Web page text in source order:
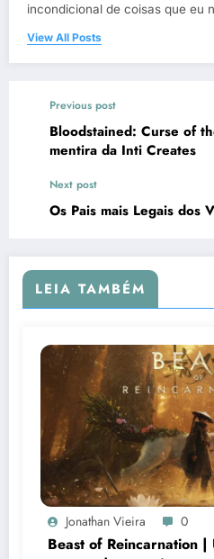
incondicional de coisas que eu
View All Posts
Previous post
Bloodstained: Curse of
mentira da Inti Creates
Next post
Os Pais mais Legais dos
LEIA TAMBÉM
Jonathan Vieira 0
Beast of Reincarnation